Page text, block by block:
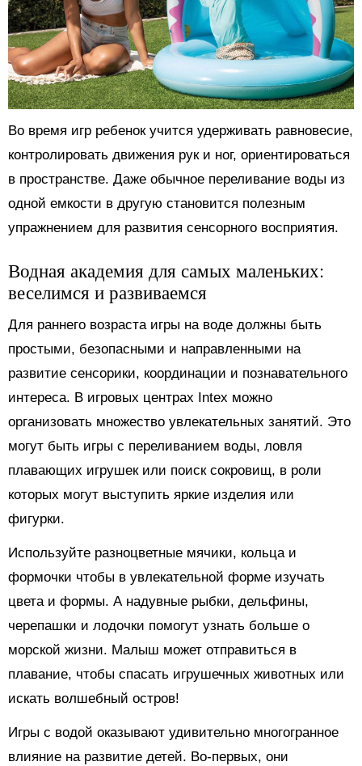
Во время игр ребенок учится удерживать равновесие,
контролировать движения рук и ног, ориентироваться
в пространстве. Даже обычное переливание воды из
одной емкости в другую становится полезным
упражнением для развития сенсорного восприятия.
Водная академия для самых маленьких:
веселимся и развиваемся
Для раннего возраста игры на воде должны быть
простыми, безопасными и направленными на
развитие сенсорики, координации и познавательного
интереса. В игровых центрах Intex можно
организовать множество увлекательных занятий. Это
могут быть игры с переливанием воды, ловля
плавающих игрушек или поиск сокровищ, в роли
которых могут выступить яркие изделия или
фигурки.
Используйте разноцветные мячики, кольца и
формочки чтобы в увлекательной форме изучать
цвета и формы. А надувные рыбки, дельфины,
черепашки и лодочки помогут узнать больше о
морской жизни. Малыш может отправиться в
плавание, чтобы спасать игрушечных животных или
искать волшебный остров!
Игры с водой оказывают удивительно многогранное
влияние на развитие детей. Во-первых, они